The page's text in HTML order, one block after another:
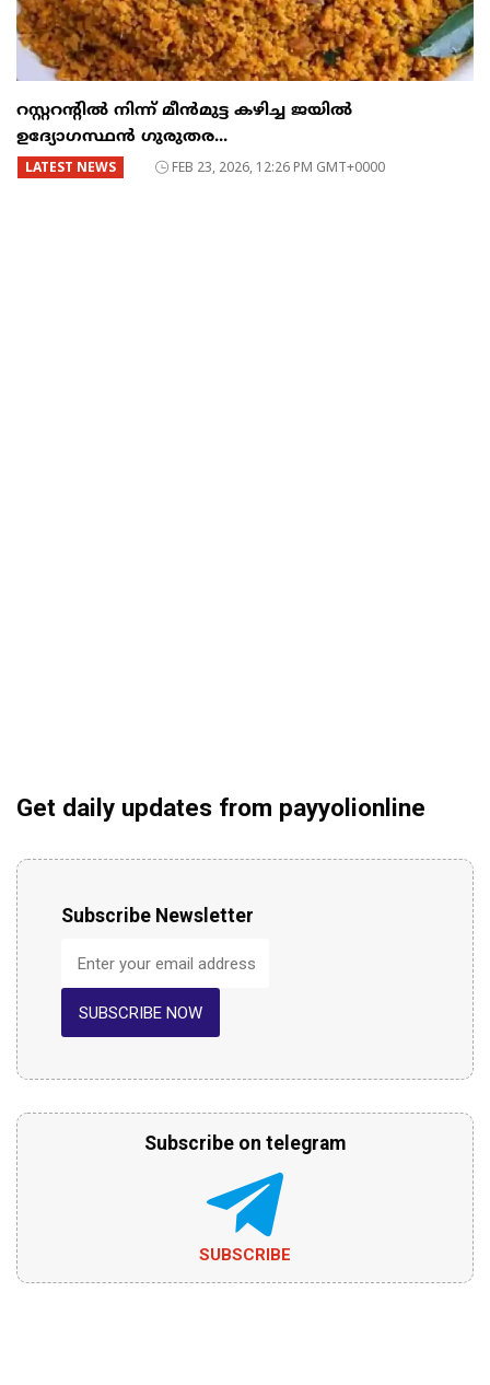
റസ്റ്ററന്റില്‍ നിന്ന് മീന്‍മുട്ട കഴിച്ച ജയില്‍
ഉദ്യോഗസ്ഥന്‍ ഗുരുതര...
LATEST NEWS FEB 23, 2026, 12:26 PM GMT+0000
Get daily updates from payyolionline
Subscribe Newsletter
SUBSCRIBE NOW
Subscribe on telegram
SUBSCRIBE